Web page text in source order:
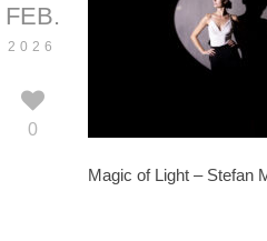
FEB.
2026
0
Magic of Light – Stefan